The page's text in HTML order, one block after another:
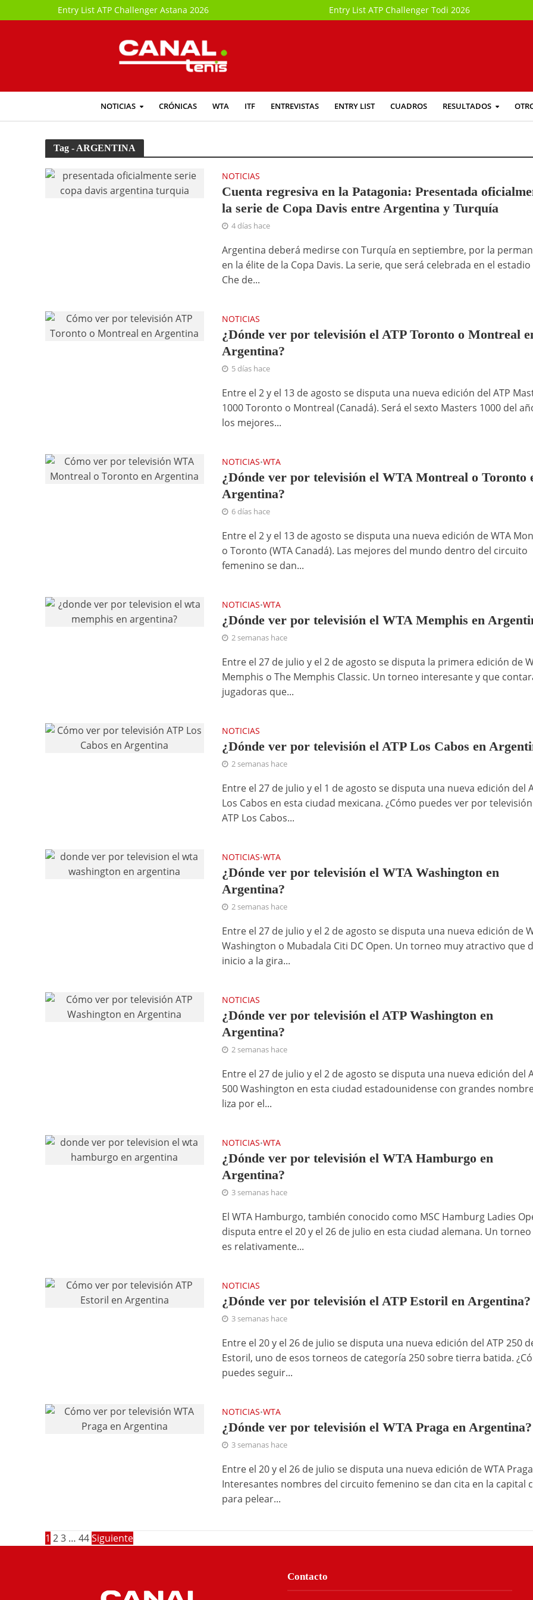
Entry List ATP Challenger Astana 2026 Entry List ATP Challenger Todi 2026
NOTICIAS CRÓNICAS WTA ITF ENTREVISTAS ENTRY LIST CUADROS RESULTADOS
Tag - ARGENTINA
NOTICIAS
Cuenta regresiva en la Patagonia: Presentada
la serie de Copa Davis entre Argentina y Turquía
4 días hace
Argentina deberá medirse con Turquía en septiembre, por la
en la élite de la Copa Davis. La serie, que será celebrada en el estadio
Che de...
NOTICIAS
¿Dónde ver por televisión el ATP Toronto o Montreal
Argentina?
5 días hace
Entre el 2 y el 13 de agosto se disputa una nueva edición del ATP
1000 Toronto o Montreal (Canadá). Será el sexto Masters 1000 del
los mejores...
NOTICIAS•WTA
¿Dónde ver por televisión el WTA Montreal o Toronto
Argentina?
6 días hace
Entre el 2 y el 13 de agosto se disputa una nueva edición de WTA
o Toronto (WTA Canadá). Las mejores del mundo dentro del circuito
femenino se dan...
NOTICIAS•WTA
¿Dónde ver por televisión el WTA Memphis en
2 semanas hace
Entre el 27 de julio y el 2 de agosto se disputa la primera edición de
Memphis o The Memphis Classic. Un torneo interesante y que
jugadoras que...
NOTICIAS
¿Dónde ver por televisión el ATP Los Cabos en
2 semanas hace
Entre el 27 de julio y el 1 de agosto se disputa una nueva edición del
Los Cabos en esta ciudad mexicana. ¿Cómo puedes ver por
ATP Los Cabos...
NOTICIAS•WTA
¿Dónde ver por televisión el WTA Washington en
Argentina?
2 semanas hace
Entre el 27 de julio y el 2 de agosto se disputa una nueva edición de
Washington o Mubadala Citi DC Open. Un torneo muy atractivo que
inicio a la gira...
NOTICIAS
¿Dónde ver por televisión el ATP Washington en
Argentina?
2 semanas hace
Entre el 27 de julio y el 2 de agosto se disputa una nueva edición del
500 Washington en esta ciudad estadounidense con grandes
liza por el...
NOTICIAS•WTA
¿Dónde ver por televisión el WTA Hamburgo en
Argentina?
3 semanas hace
El WTA Hamburgo, también conocido como MSC Hamburg Ladies
disputa entre el 20 y el 26 de julio en esta ciudad alemana. Un
es relativamente...
NOTICIAS
¿Dónde ver por televisión el ATP Estoril en Argentina?
3 semanas hace
Entre el 20 y el 26 de julio se disputa una nueva edición del ATP 250
Estoril, uno de esos torneos de categoría 250 sobre tierra batida.
puedes seguir...
NOTICIAS•WTA
¿Dónde ver por televisión el WTA Praga en Argentina?
3 semanas hace
Entre el 20 y el 26 de julio se disputa una nueva edición de WTA
Interesantes nombres del circuito femenino se dan cita en la capital
para pelear...
1 2 3 … 44 Siguiente
Contacto